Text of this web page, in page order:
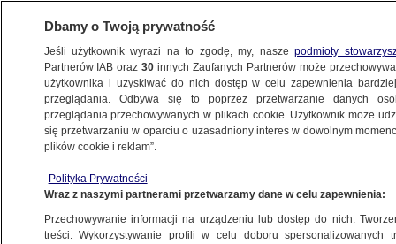
ZDROWIE
ZDROWIE
naukowcy
Oprac.Anna Bielecka
Dbamy o Twoją prywatność
Jeśli użytkownik wyrazi na to zgodę, my, naszepodmioty
Partnerów IAB oraz30 innych Zaufanych Partnerów może
użytkownika i uzyskiwać do nich dostęp w celu zapewnienia
przeglądania. Odbywa się to poprzez przetwarzanie danych
przeglądania przechowywanych w plikach cookie. Użytkownik może
się przetwarzaniu w oparciu o uzasadniony interes w dowolnym
plików cookie i reklam”.
Polityka Prywatności
Wraz z naszymi partnerami przetwarzamy dane w celu zapewnienia:
Przechowywanie informacji na urządzeniu lub dostęp do nich.
treści. Wykorzystywanie profili w celu doboru spersonalizowanych